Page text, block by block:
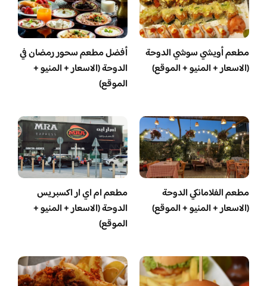
مطعم أويشي سوشي الدوحة
(الاسعار + المنيو + الموقع)
أفضل مطعم سحور رمضان في
الدوحة (الاسعار + المنيو +
الموقع)
مطعم الفلامانكي الدوحة
(الاسعار + المنيو + الموقع)
مطعم ام اي ار اكسبريس
الدوحة (الاسعار + المنيو +
الموقع)